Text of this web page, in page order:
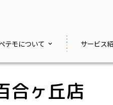
テモについて サービス
合ヶ丘店